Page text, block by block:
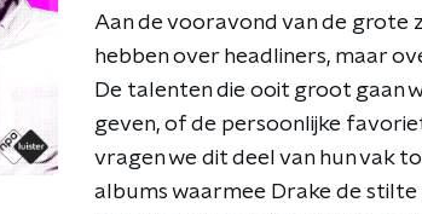
Aan de vooravond van de grote
hebben over headliners, maar
De talenten die ooit groot gaan
geven, of de persoonlijke
vragen we dit deel van hun vak
albums waarmee Drake de